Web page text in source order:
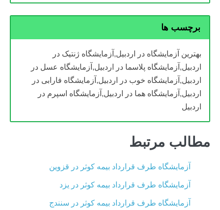
برچسب ها
بهترین آزمایشگاه در اردبیل,آزمایشگاه ژنتیک در
اردبیل,آزمایشگاه پلاسما در اردبیل,آزمایشگاه عسل در
اردبیل,آزمایشگاه خوب در اردبیل,آزمایشگاه فارابی در
اردبیل,آزمایشگاه هما در اردبیل,آزمایشگاه اسپرم در
اردبیل
مطالب مرتبط
آزمایشگاه طرف قرارداد بیمه کوثر در قزوین
آزمایشگاه طرف قرارداد بیمه کوثر در یزد
آزمایشگاه طرف قرارداد بیمه کوثر در سنندج